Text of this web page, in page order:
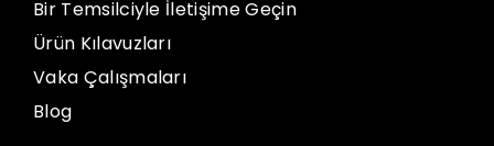
Bir Temsilciyle İletişime Geçin
Ürün Kılavuzları
Vaka Çalışmaları
Blog